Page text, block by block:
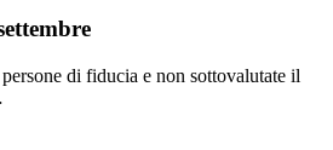
di fiducia e non sottovalutate il